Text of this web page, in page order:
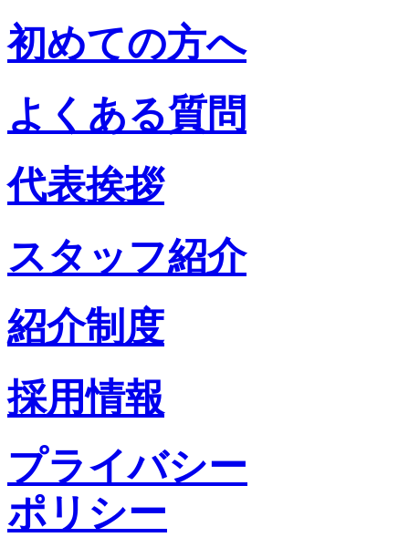
初めての方へ
よくある質問
代表挨拶
スタッフ紹介
紹介制度
採用情報
プライバシー
ポリシー